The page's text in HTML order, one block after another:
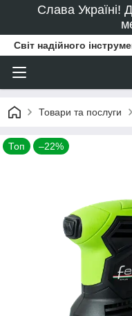
Слава Україні!
Світ надійного
Товари та послуги
Топ –22%